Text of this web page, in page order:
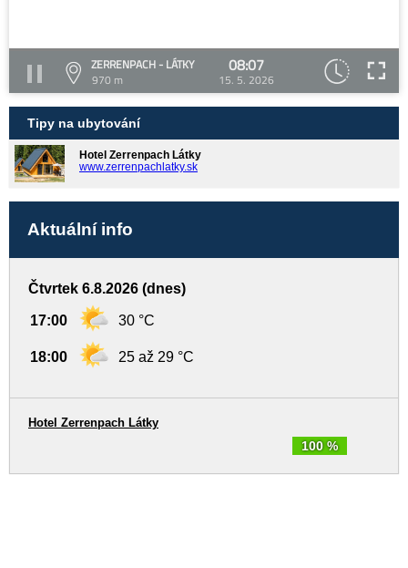
ZERRENPACH - LÁTKY
970 m
08:07
15. 5. 2026
Tipy na ubytování
Hotel Zerrenpach Látky
www.zerrenpachlatky.sk
Aktuální info
Čtvrtek 6.8.2026 (dnes)
17:00 30 °C
18:00 25 až 29 °C
100 %
Hotel Zerrenpach Látky